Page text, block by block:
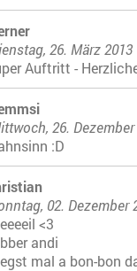
26. März 2013
Auftritt -
26. Dezember
:D
02. Dezember
<3
andi
mal a bon-bon